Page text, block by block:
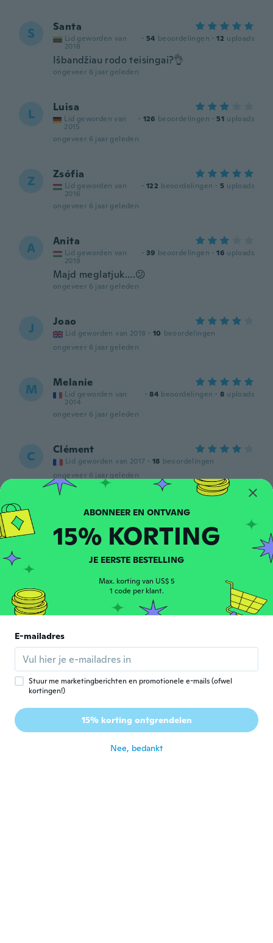
S Santa
Lid geworden van
2018
· 54 beoordelingen · 12 uploads
Išbandžiau rodo teisingai?👌
ongeveer 6 jaar geleden
L Luisa
Lid geworden van
2015
· 126 beoordelingen · 51 uploads
ongeveer 6 jaar geleden
Z Zsófia
Lid geworden van
2016
· 122 beoordelingen · 5 uploads
ongeveer 6 jaar geleden
A Anita
Lid geworden van
2019
· 39 beoordelingen · 16 uploads
Majd meglatjuk....😕
ongeveer 6 jaar geleden
J Joao
Lid geworden van 2018 · 10 beoordelingen
ongeveer 6 jaar geleden
M Melanie
Lid geworden van
2014
· 84 beoordelingen · 8 uploads
ongeveer 6 jaar geleden
C Clément
Lid geworden van 2017 · 18 beoordelingen
ongeveer 6 jaar geleden
S Sandra
2018
uploads
ongeveer 6 jaar geleden
Brittaney
Lid geworden van 2015 · 11 beoordelingen uploads
Exactly as pictured
ongeveer 6 jaar geleden
G Gladys
Lid geworden van 2016
Michelle
Lid geworden van 2019 · 3 beoordelingen
ABONNEER EN ONTVANG
15% KORTING
JE EERSTE BESTELLING
Max. korting van US$ 5
1 code per klant.
E-mailadres
Stuur me marketingberichten en promotionele e-mails (ofwel
kortingen!)
15% korting ontgrendelen
Nee, bedankt